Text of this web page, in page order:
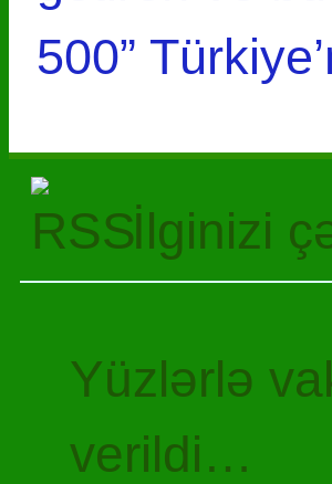
500”
İlginizi
Yüzlərlə
verildi…